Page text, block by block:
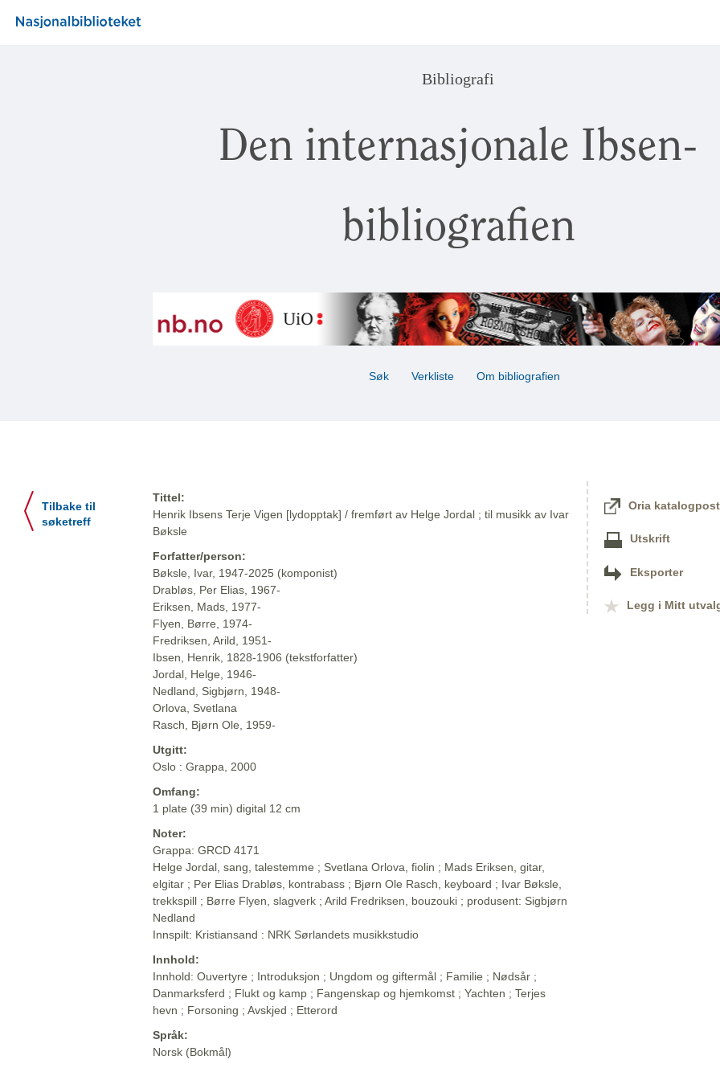
Bibliografi
Den internasjonale Ibsen-
bibliografien
Søk Verkliste Om bibliografien
Tilbake til
søketreff
Tittel:
Henrik Ibsens Terje Vigen [lydopptak] / fremført av Helge Jordal ; til musikk av Ivar
Bøksle
Forfatter/person:
Bøksle, Ivar, 1947-2025 (komponist)
Drabløs, Per Elias, 1967-
Eriksen, Mads, 1977-
Flyen, Børre, 1974-
Fredriksen, Arild, 1951-
Ibsen, Henrik, 1828-1906 (tekstforfatter)
Jordal, Helge, 1946-
Nedland, Sigbjørn, 1948-
Orlova, Svetlana
Rasch, Bjørn Ole, 1959-
Utgitt:
Oslo : Grappa, 2000
Omfang:
1 plate (39 min) digital 12 cm
Noter:
Grappa: GRCD 4171
Helge Jordal, sang, talestemme ; Svetlana Orlova, fiolin ; Mads Eriksen, gitar,
elgitar ; Per Elias Drabløs, kontrabass ; Bjørn Ole Rasch, keyboard ; Ivar Bøksle,
trekkspill ; Børre Flyen, slagverk ; Arild Fredriksen, bouzouki ; produsent: Sigbjørn
Nedland
Innspilt: Kristiansand : NRK Sørlandets musikkstudio
Innhold:
Innhold: Ouvertyre ; Introduksjon ; Ungdom og giftermål ; Familie ; Nødsår ;
Danmarksferd ; Flukt og kamp ; Fangenskap og hjemkomst ; Yachten ; Terjes
hevn ; Forsoning ; Avskjed ; Etterord
Språk:
Norsk (Bokmål)
Oria katalogpost
Utskrift
Eksporter
Legg i Mitt